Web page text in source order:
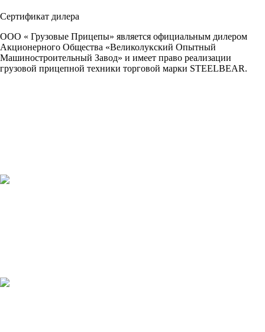
Сертификат дилера
ООО « Грузовые Прицепы» является официальным дилером
Акционерного Общества «Великолукский Опытный
Машиностроительный Завод» и имеет право реализации
грузовой прицепной техники торговой марки STEELBEAR.